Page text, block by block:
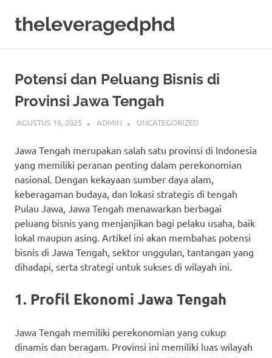
theleveragedphd
Mendalam
dan
Secara
detail
Potensi dan Peluang Bisnis di
Provinsi Jawa Tengah
AGUSTUS 16, 2025 ADMIN UNCATEGORIZED
Jawa Tengah merupakan salah satu provinsi di Indonesia
yang memiliki peranan penting dalam perekonomian
nasional. Dengan kekayaan sumber daya alam,
keberagaman budaya, dan lokasi strategis di tengah
Pulau Jawa, Jawa Tengah menawarkan berbagai
peluang bisnis yang menjanjikan bagi pelaku usaha, baik
lokal maupun asing. Artikel ini akan membahas potensi
bisnis di Jawa Tengah, sektor unggulan, tantangan yang
dihadapi, serta strategi untuk sukses di wilayah ini.
1. Profil Ekonomi Jawa Tengah
Jawa Tengah memiliki perekonomian yang cukup
dinamis dan beragam. Provinsi ini memiliki luas wilayah